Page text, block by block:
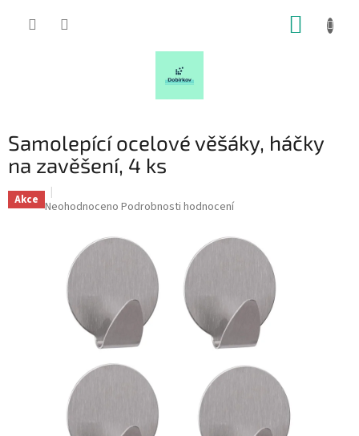
Samolepící ocelové věšáky, háčky
na zavěšení, 4 ks
Akce Průměrné
hvězdiček.
Neohodnoceno Podrobnosti hodnocení